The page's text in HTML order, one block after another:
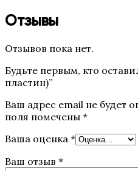
Отзывы
Отзывов пока нет.
Будьте первым, кто
пластин)”
Ваш адрес email не будет
поля помечены *
Ваша оценка *
Ваш отзыв *